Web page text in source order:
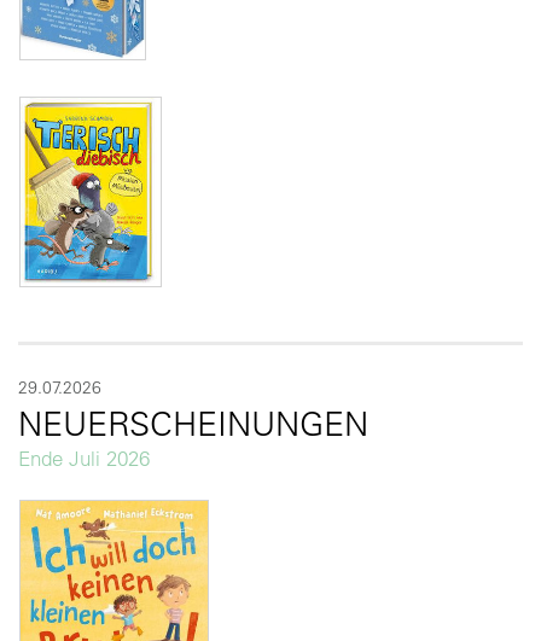
29.07.2026
NEUERSCHEINUNGEN
Ende Juli 2026